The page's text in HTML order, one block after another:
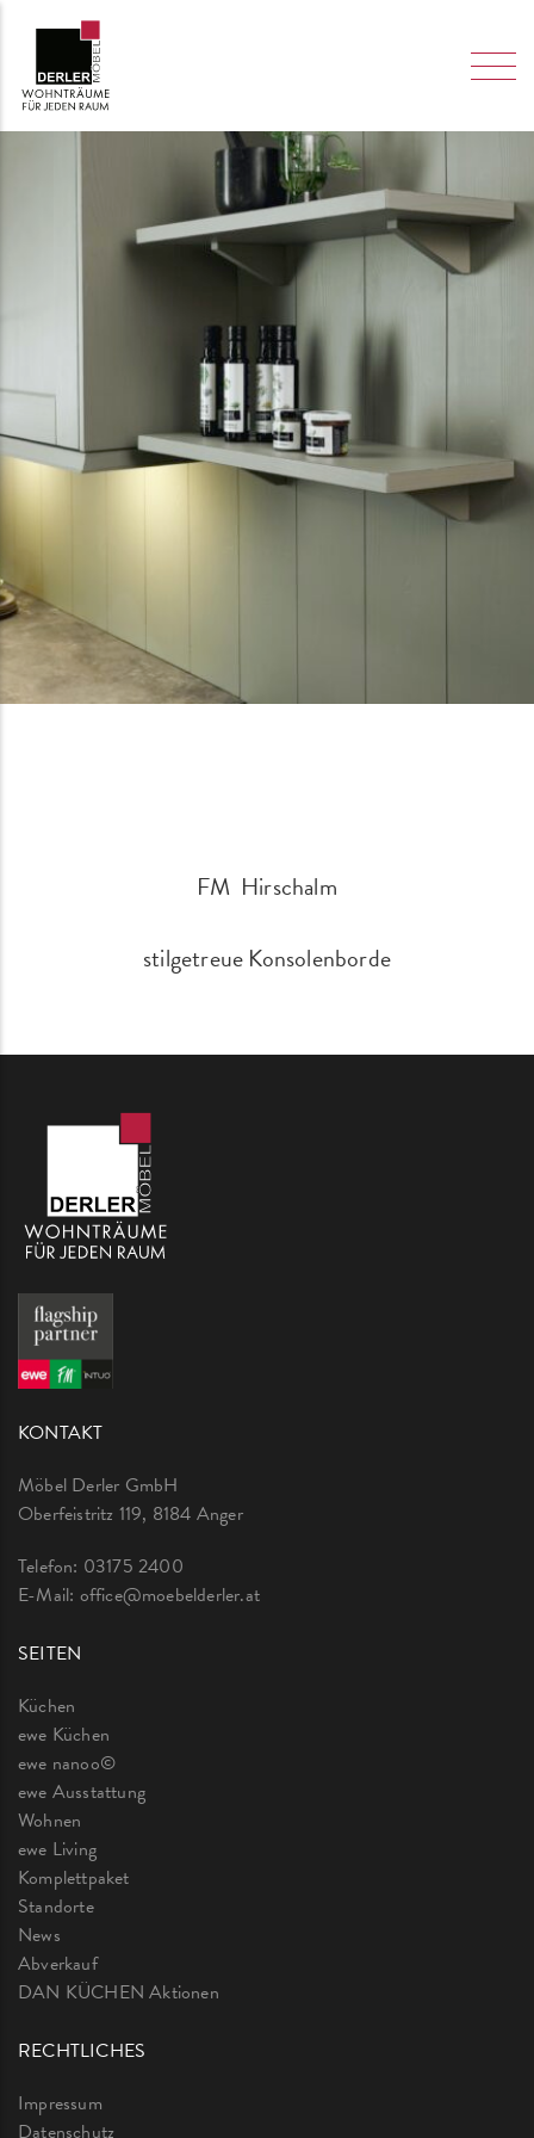
FM Hirschalm
stilgetreue Konsolenborde
KONTAKT
Möbel Derler GmbH
Oberfeistritz 119, 8184 Anger
Telefon: 03175 2400
E-Mail: office@moebelderler.at
SEITEN
Küchen
ewe Küchen
ewe nanoo©
ewe Ausstattung
Wohnen
ewe Living
Komplettpaket
Standorte
News
Abverkauf
DAN KÜCHEN Aktionen
RECHTLICHES
Impressum
Datenschutz